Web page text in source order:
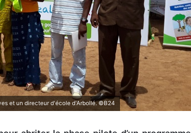
et un directeur d'école d'Arbollé. ©B24